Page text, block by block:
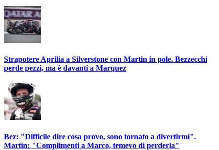
Strapotere Aprilia a Silverstone con Martin in pole. Bezzecchi
perde pezzi, ma è davanti a Marquez
Bez: "Difficile dire cosa provo, sono tornato a divertirmi".
Martin: "Complimenti a Marco, temevo di perderla"